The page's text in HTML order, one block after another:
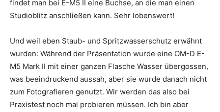
findet man bei E-M5 II eine Buchse, an die man einen
Studioblitz anschließen kann. Sehr lobenswert!
Und weil eben Staub- und Spritzwasserschutz erwähnt
wurden: Während der Präsentation wurde eine OM-D E-
M5 Mark II mit einer ganzen Flasche Wasser übergossen,
was beeindruckend aussah, aber sie wurde danach nicht
zum Fotografieren genutzt. Wir werden das also bei
Praxistest noch mal probieren müssen. Ich bin aber